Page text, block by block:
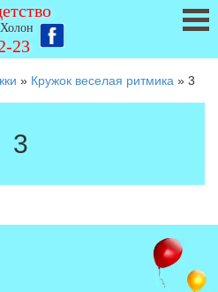
23
» Кружок веселая ритмика » 3
3